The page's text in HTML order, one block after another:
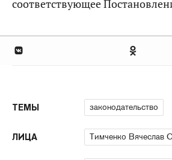
соответствующее
ТЕМЫ законодательство
ЛИЦА Тимченко Вячеслав